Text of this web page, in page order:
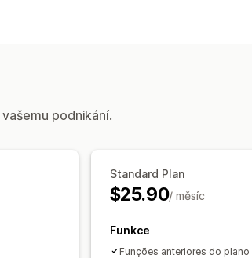
podnikání.
Standard Plan
$25.90/ měsíc
Funkce
Funções anteriores do plano